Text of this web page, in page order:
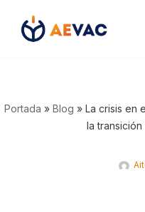
Saltar
Portada » Blog » La crisis en
la transición